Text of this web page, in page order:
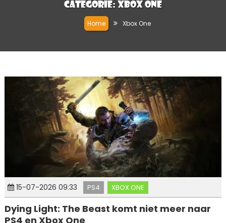
Categorie: Xbox One
Home Xbox One
15-07-2026 09:33 PS4 XBOX ONE
Dying Light: The Beast komt niet meer naar
PS4 en Xbox One